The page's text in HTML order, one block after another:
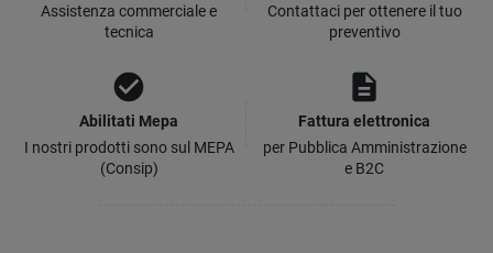
Assistenza commerciale e
tecnica
Contattaci per ottenere il tuo
preventivo
check_circle
Abilitati Mepa
I nostri prodotti sono sul MEPA
(Consip)
description
Fattura elettronica
per Pubblica Amministrazione
e B2C